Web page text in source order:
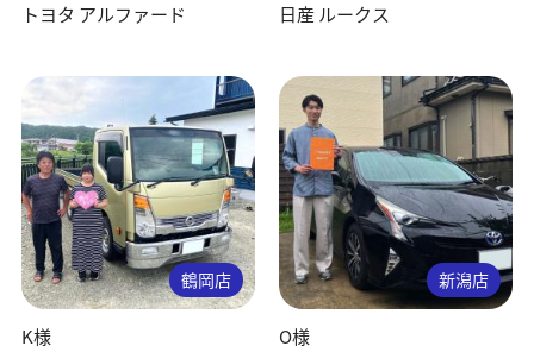
トヨタ アルファード
日産 ルークス
鶴岡店
K様
新潟店
O様